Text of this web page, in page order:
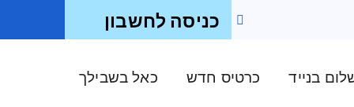
בנייד כרטיס חדש כאל בשבילך
כניסה לחשבון